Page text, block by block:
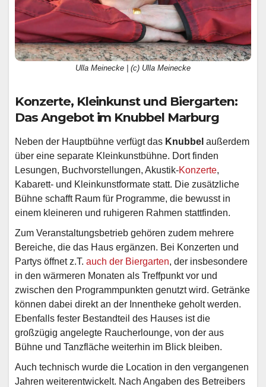
Ulla Meinecke | (c) Ulla Meinecke
Konzerte, Kleinkunst und Biergarten:
Das Angebot im Knubbel Marburg
Neben der Hauptbühne verfügt das Knubbel außerdem
über eine separate Kleinkunstbühne. Dort finden
Lesungen, Buchvorstellungen, Akustik-Konzerte,
Kabarett- und Kleinkunstformate statt. Die zusätzliche
Bühne schafft Raum für Programme, die bewusst in
einem kleineren und ruhigeren Rahmen stattfinden.
Zum Veranstaltungsbetrieb gehören zudem mehrere
Bereiche, die das Haus ergänzen. Bei Konzerten und
Partys öffnet z.T. auch der Biergarten, der insbesondere
in den wärmeren Monaten als Treffpunkt vor und
zwischen den Programmpunkten genutzt wird. Getränke
können dabei direkt an der Innentheke geholt werden.
Ebenfalls fester Bestandteil des Hauses ist die
großzügig angelegte Raucherlounge, von der aus
Bühne und Tanzfläche weiterhin im Blick bleiben.
Auch technisch wurde die Location in den vergangenen
Jahren weiterentwickelt. Nach Angaben des Betreibers